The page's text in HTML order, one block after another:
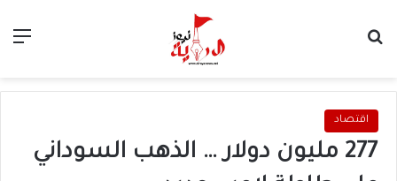
اقتصاد
277 مليون دولار … الذهب السوداني